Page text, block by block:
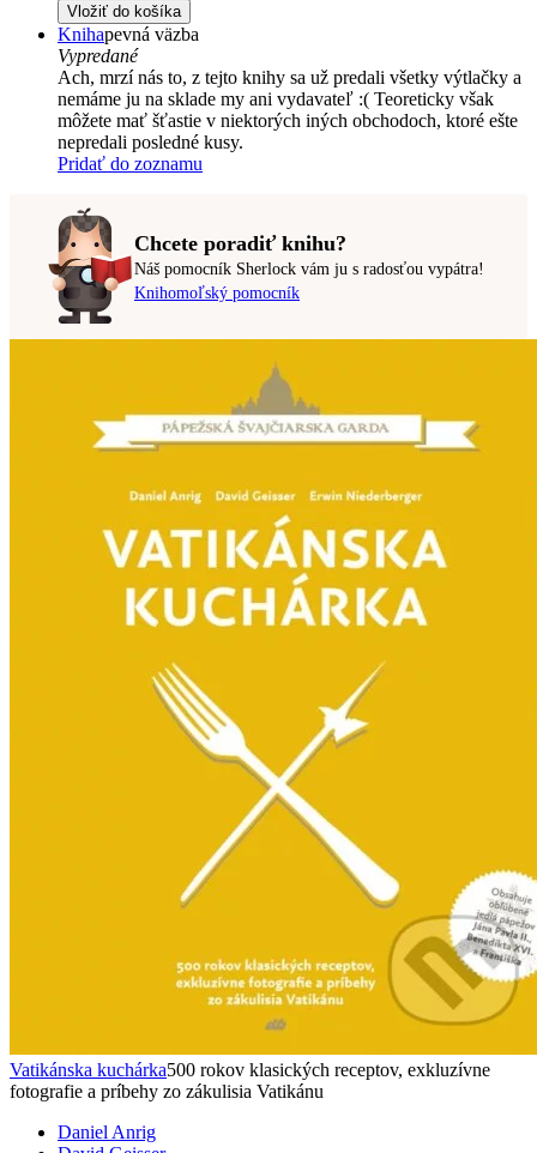
Vložiť do košíka
Knihapevná väzba
Vypredané
Ach, mrzí nás to, z tejto knihy sa už predali všetky výtlačky a
nemáme ju na sklade my ani vydavateľ :( Teoreticky však
môžete mať šťastie v niektorých iných obchodoch, ktoré ešte
nepredali posledné kusy.
Pridať do zoznamu
Chcete poradiť knihu?
Náš pomocník Sherlock vám ju s radosťou vypátra!
Knihomoľský pomocník
Vatikánska kuchárka500 rokov klasických receptov, exkluzívne
fotografie a príbehy zo zákulisia Vatikánu
Daniel Anrig